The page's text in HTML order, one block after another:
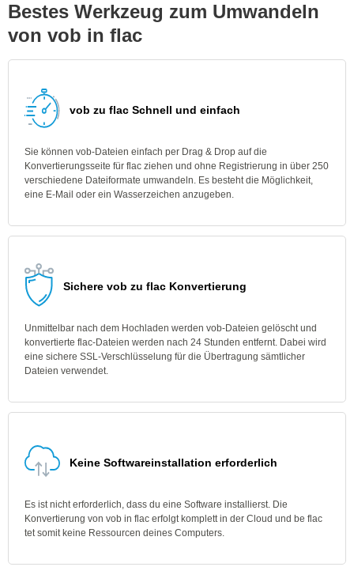
Bestes Werkzeug zum Umwandeln
von vob in flac
vob zu flac Schnell und einfach
Sie können vob-Dateien einfach per Drag & Drop auf die
Konvertierungsseite für flac ziehen und ohne Registrierung in über 250
verschiedene Dateiformate umwandeln. Es besteht die Möglichkeit,
eine E-Mail oder ein Wasserzeichen anzugeben.
Sichere vob zu flac Konvertierung
Unmittelbar nach dem Hochladen werden vob-Dateien gelöscht und
konvertierte flac-Dateien werden nach 24 Stunden entfernt. Dabei wird
eine sichere SSL-Verschlüsselung für die Übertragung sämtlicher
Dateien verwendet.
Keine Softwareinstallation erforderlich
Es ist nicht erforderlich, dass du eine Software installierst. Die
Konvertierung von vob in flac erfolgt komplett in der Cloud und be flac
tet somit keine Ressourcen deines Computers.